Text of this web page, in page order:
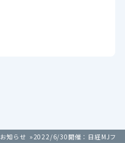
お知らせ 2022/6/30開催：日経MJフォ